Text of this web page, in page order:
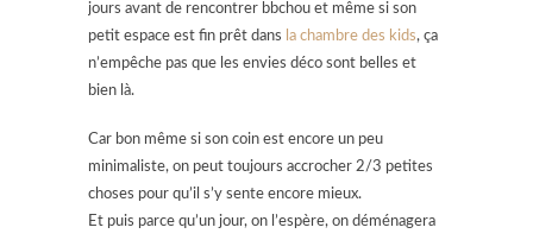
jours avant de rencontrer bbchou et même si son
petit espace est fin prêt dans la chambre des kids, ça
n’empêche pas que les envies déco sont belles et
bien là.
Car bon même si son coin est encore un peu
minimaliste, on peut toujours accrocher 2/3 petites
choses pour qu’il s’y sente encore mieux.
Et puis parce qu’un jour, on l’espère, on déménagera